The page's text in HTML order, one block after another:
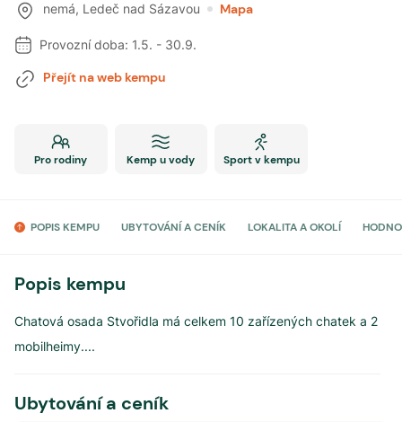
nemá, Ledeč nad Sázavou Mapa
Provozní doba: 1.5. - 30.9.
Přejít na web kempu
Pro rodiny Kemp u vody Sport v kempu
POPIS KEMPU UBYTOVÁNÍ A CENÍK LOKALITA A OKOLÍ
Popis kempu
Chatová osada Stvořidla má celkem 10 zařízených chatek a 2
mobilheimy....
Ubytování a ceník